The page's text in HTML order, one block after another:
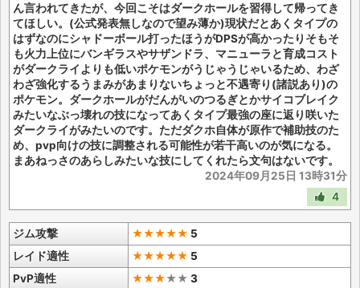
ん言われてきたが、今回こそはダークホールを習得して帰ってき
てほしい。(公式発表無しなので望み薄か)現状だとあくタイプの
はずなのにシャドーボール打ったほうがDPSが高かったりそもそ
も火力上位にバンギラスやサザンドラ、マニューラと育成コスト
がダークライよりも低いポケモンがうじゃうじゃいるため、わざ
わざ強化するうまみがあまりないちょっと不遇寄り(諸説あり)の
ポケモン。ダークホールがだんがいのつるぎとかサイコブレイク
みたいなぶっ壊れの技になってあくタイプ最強の座に返り咲いた
ダークライがみたいのです。ただダクホ自体が原作で補助技のた
め、pvp向けの技に調整される可能性が若干高いのが気になる。
まあねっさのあらしみたいな技にしてくれたら文句はないです。
2024年09月25日 13時31分
4
ジム攻撃 ★★★★★ 5
レイド適性
★★★★★ 5
PvP適性
★★★★★ 3